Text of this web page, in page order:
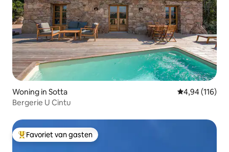
Woning in Sotta Gemiddelde
4,94 (116)
Bergerie U Cintu
Topfavoriet van gasten
Favoriet van gasten